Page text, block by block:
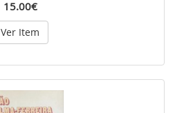
15.00€
Ver Item